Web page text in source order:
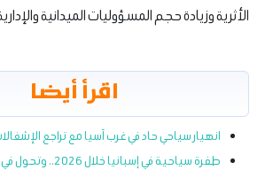
الأثرية وزيادة حجم المسؤوليات الميدانية
اقرأ أيضا
انهيار سياحي حاد في غرب آسيا مع تراجع
طفرة سياحية في إسبانيا خلال 2026.. وتحول في وجهات السفر